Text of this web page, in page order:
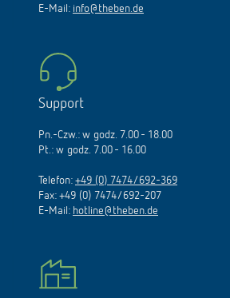
E-Mail: info@theben.de
Support
Pn.-Czw.: w godz. 7.00 - 18.00
Pt.: w godz. 7.00 - 16.00
Telefon: +49 (0) 7474/692-369
Fax: +49 (0) 7474/692-207
E-Mail: hotline@theben.de